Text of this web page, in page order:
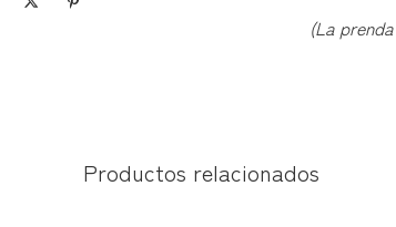
(La
Productos relacionados